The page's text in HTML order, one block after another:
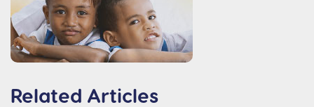
Related Articles